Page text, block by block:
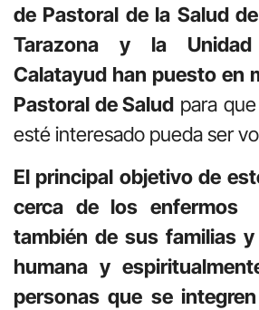
de Pastoral de la Salud
Tarazona y la
Calatayud han puesto en
Pastoral de Salud para
esté interesado pueda ser
El principal objetivo de
cerca de los enfermos
también de sus familias
humana y
personas que se